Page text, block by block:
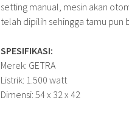
setting manual, mesin akan
telah dipilih sehingga tamu pun
SPESIFIKASI:
Merek: GETRA
Listrik: 1.500 watt
Dimensi: 54 x 32 x 42